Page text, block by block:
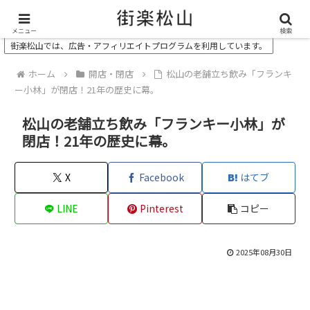
＼ 松山の街を“オモシロク”する地域情報メディア ／
街楽松山では、広告・アフィリエイトプログラムを利用しています。
ホーム 開店・閉店
松山の老舗立ち飲み「フランキ
ー小林」が閉店！21年の歴史に幕。
松山の老舗立ち飲み「フランキー小林」が
閉店！21年の歴史に幕。
X Facebook はてブ
LINE Pinterest コピー
2025年08月30日
メニュー 検索